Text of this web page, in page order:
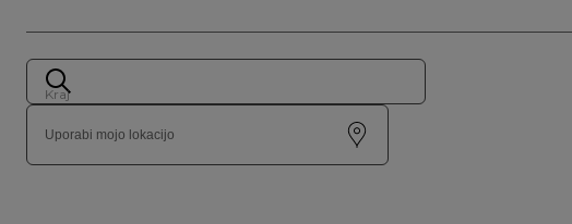
Kraj
Uporabi mojo lokacijo